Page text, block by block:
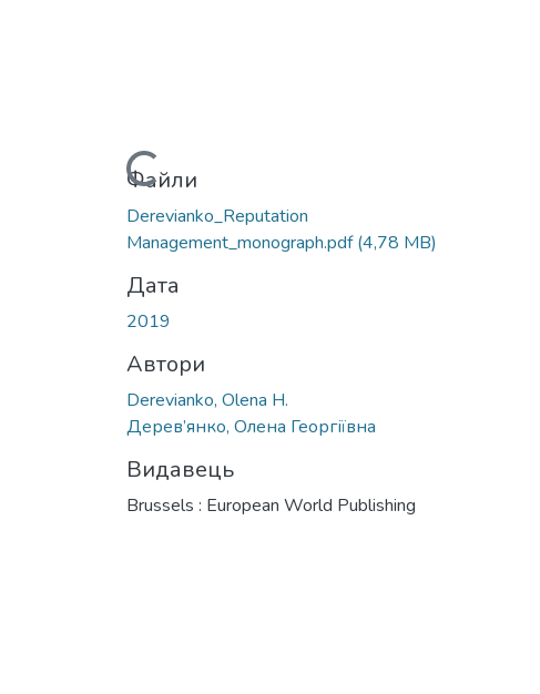
Вантажиться...
Файли
Derevianko_Reputation
Management_monograph.pdf(4,78 MB)
Дата
2019
Автори
Derevianko, Olena Н.
Дерев’янко, Олена Георгіївна
Видавець
Brussels : European World Publishing